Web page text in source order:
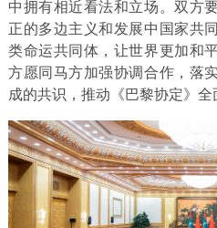
中拥有相近看法和立场。双方
正的多边主义和发展中国家共
类命运共同体，让世界更加和
方愿同马方加强协调合作，落
成的共识，推动《巴黎协定》全